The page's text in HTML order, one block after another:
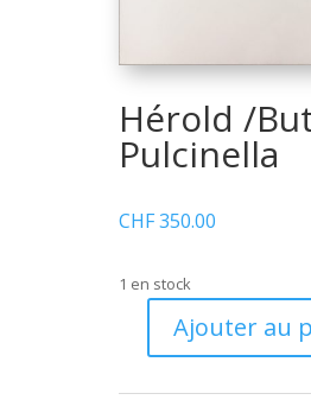
Hérold /
Pulcinella
CHF350.00
1 en stock
quantité
Hérold
Ajouter au